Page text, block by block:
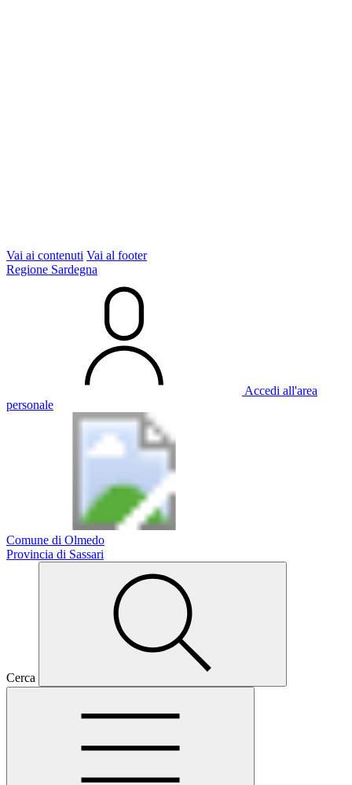
Vai ai contenuti Vai al footer
Regione Sardegna
Accedi all'area
personale
Comune di Olmedo
Provincia di Sassari
Cerca